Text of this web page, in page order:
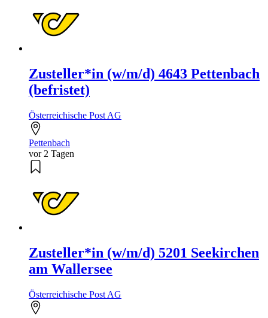
Zusteller*in (w/m/d) 4643 Pettenbach
(befristet)
Österreichische Post AG
Pettenbach
vor 2 Tagen
Zusteller*in (w/m/d) 5201 Seekirchen
am Wallersee
Österreichische Post AG